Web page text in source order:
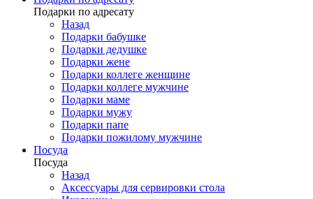
Подарки по адресату
Назад
Подарки бабушке
Подарки дедушке
Подарки жене
Подарки коллеге женщине
Подарки коллеге мужчине
Подарки маме
Подарки мужу
Подарки папе
Подарки пожилому мужчине
Посуда
Посуда
Назад
Аксессуары для сервировки стола